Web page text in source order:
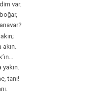
var.
yakın.
tanı!